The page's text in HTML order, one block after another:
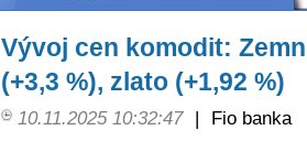
Vývoj cen komodit:
(+3,3 %), zlato (+1,92 %)
10.11.2025 10:32:47 |
Fio banka